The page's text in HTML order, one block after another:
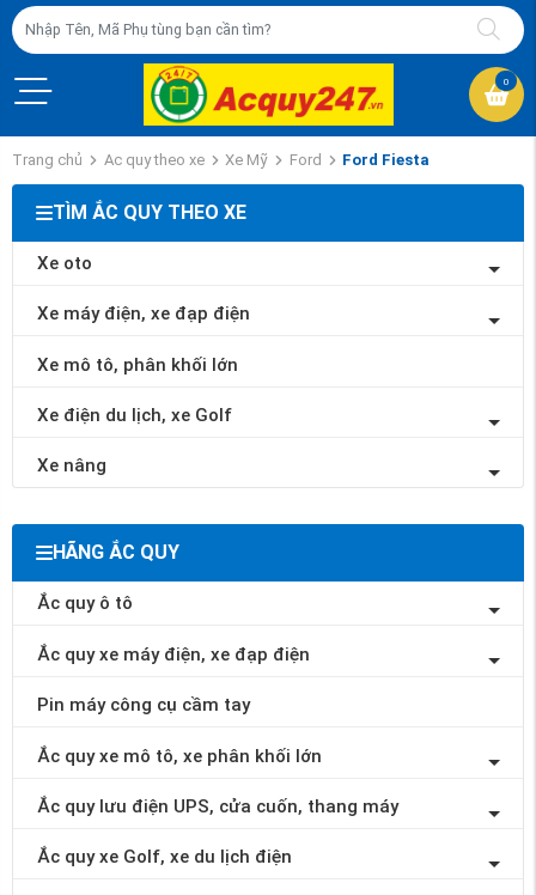
0
Trang chủ Ac quy theo xe Xe Mỹ Ford Ford Fiesta
TÌM ẮC QUY THEO XE
Xe oto
Xe máy điện, xe đạp điện
Xe mô tô, phân khối lớn
Xe điện du lịch, xe Golf
Xe nâng
HÃNG ẮC QUY
Ắc quy ô tô
Ắc quy xe máy điện, xe đạp điện
Pin máy công cụ cầm tay
Ắc quy xe mô tô, xe phân khối lớn
Ắc quy lưu điện UPS, cửa cuốn, thang máy
Ắc quy xe Golf, xe du lịch điện